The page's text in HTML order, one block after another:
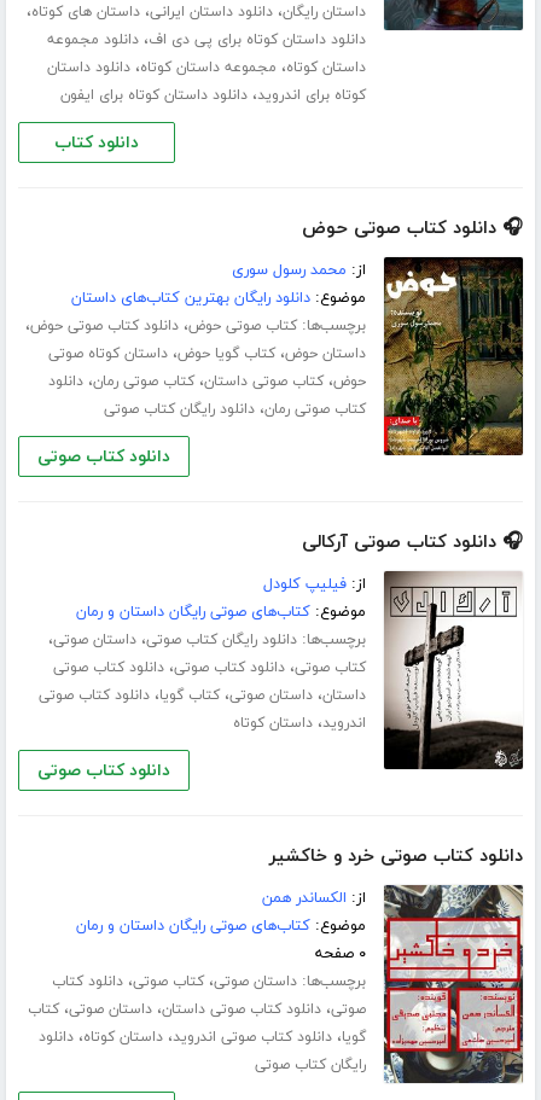
داستان رایگان،دانلود داستان ایرانی،داستان های کوتاه،
دانلود داستان کوتاه برای پی دی اف،دانلود مجموعه
داستان کوتاه، مجموعه داستان کوتاه،دانلود داستان
کوتاه برای اندروید،دانلود داستان کوتاه برای ایفون
دانلود کتاب
🎧 دانلود کتاب صوتی حوض
از: محمد رسول سوری
موضوع:دانلود رایگان بهترین کتاب‌های داستان
برچسب‌ها:کتاب صوتی حوض،دانلود کتاب صوتی حوض،
داستان حوض،کتاب گویا حوض،داستان کوتاه صوتی
حوض،کتاب صوتی داستان،کتاب صوتی رمان،دانلود
کتاب صوتی رمان،دانلود رایگان کتاب صوتی
دانلود کتاب صوتی
🎧 دانلود کتاب صوتی آرکالی
از:فیلیپ کلودل
موضوع:کتاب‌های صوتی رایگان داستان و رمان
برچسب‌ها:دانلود رایگان کتاب صوتی،داستان صوتی،
کتاب صوتی،دانلود کتاب صوتی،دانلود کتاب صوتی
داستان،داستان صوتی،کتاب گویا،دانلود کتاب صوتی
اندروید،داستان کوتاه
دانلود کتاب صوتی
دانلود کتاب صوتی خرد و خاکشیر
از: الکساندر همن
موضوع:کتاب‌های صوتی رایگان داستان و رمان
۰ صفحه
برچسب‌ها:داستان صوتی،کتاب صوتی،دانلود کتاب
صوتی،دانلود کتاب صوتی داستان،داستان صوتی،کتاب
گویا،دانلود کتاب صوتی اندروید،داستان کوتاه،دانلود
رایگان کتاب صوتی